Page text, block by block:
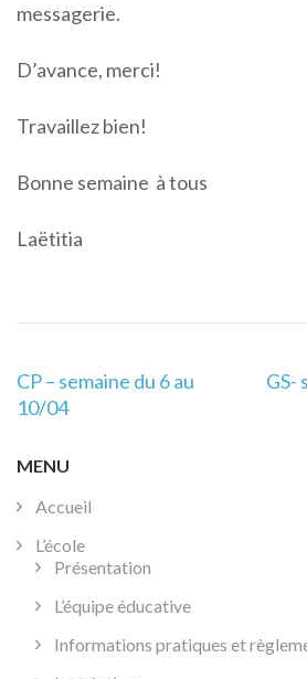
messagerie.
D’avance, merci!
Travaillez bien!
Bonne semaine à tous
Laëtitia
Navigation
de
CP – semaine du 6 au
10/04
GS-
MENU
Accueil
L’école
Présentation
L’équipe éducative
Informations pratiques et